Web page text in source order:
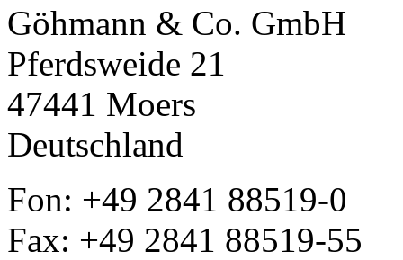
Göhmann & Co. GmbH
Pferdsweide 21
47441 Moers
Deutschland
Fon: +49 2841 88519-0
Fax: +49 2841 88519-55